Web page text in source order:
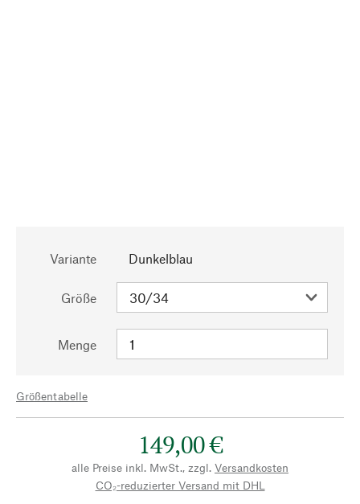
Variante Dunkelblau
Größe
Menge
Größentabelle
149,00 €
alle Preise inkl. MwSt., zzgl. Versandkosten
CO₂-reduzierter Versand mit DHL